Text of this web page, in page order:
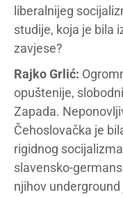
liberalnijeg
studije, koja je bila
zavjese?
Rajko Grlić:
opuštenije,
Zapada.
Čehoslovačka je
rigidnog
slavensko-
njihov